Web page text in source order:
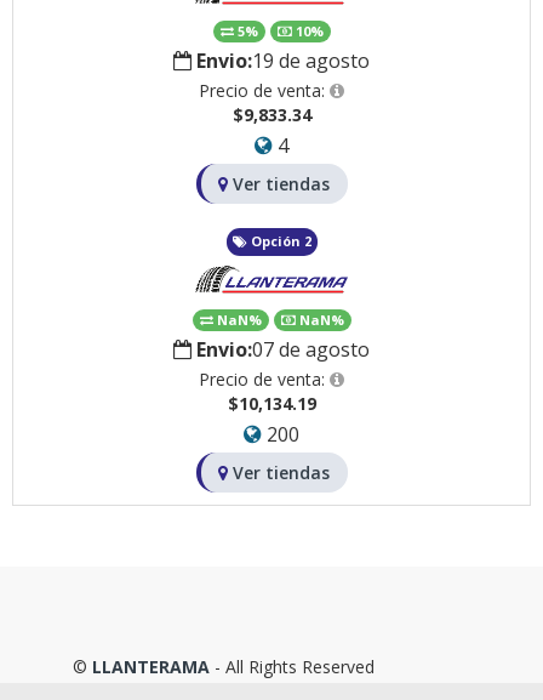
5% 10%
Envio:19 de agosto
Precio de venta:
$9,833.34
4
Ver tiendas
Opción 2
NaN% NaN%
Envio:07 de agosto
Precio de venta:
$10,134.19
200
Ver tiendas
© LLANTERAMA - All Rights Reserved